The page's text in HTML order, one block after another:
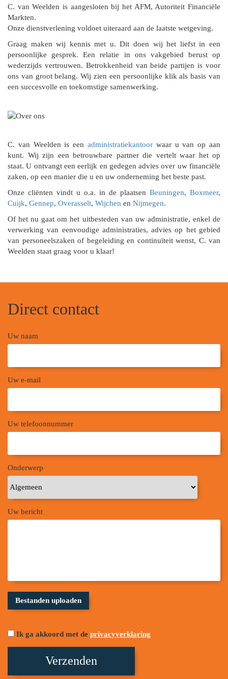
C. van Weelden is aangesloten bij het AFM, Autoriteit Financiële
Markten.
Onze dienstverlening voldoet uiteraard aan de laatste wetgeving.
Graag maken wij kennis met u. Dit doen wij het liefst in een
persoonlijke gesprek. Een relatie in ons vakgebied berust op
wederzijds vertrouwen. Betrokkenheid van beide partijen is voor
ons van groot belang. Wij zien een persoonlijke klik als basis van
een succesvolle en toekomstige samenwerking.
C. van Weelden is een administratiekantoor waar u van op aan
kunt. Wij zijn een betrouwbare partner die vertelt waar het op
staat. U ontvangt een eerlijk en gedegen advies over uw financiële
zaken, op een manier die u en uw onderneming het beste past.
Onze cliënten vindt u o.a. in de plaatsen Beuningen, Boxmeer,
Cuijk, Gennep, Overasselt, Wijchen en Nijmegen.
Of het nu gaat om het uitbesteden van uw administratie, enkel de
verwerking van eenvoudige administraties, advies op het gebied
van personeelszaken of begeleiding en continuïteit wenst, C. van
Weelden staat graag voor u klaar!
Direct contact
Uw naam
Uw e-mail
Uw telefoonnummer
Onderwerp
Uw bericht
Ik ga akkoord met de privacyverklaring